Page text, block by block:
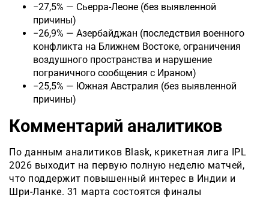
−27,5% — Сьерра-Леоне (без выявленной
причины)
−26,9% — Азербайджан (последствия военного
конфликта на Ближнем Востоке, ограничения
воздушного пространства и нарушение
пограничного сообщения с Ираном)
−25,5% — Южная Австралия (без выявленной
причины)
Комментарий аналитиков
По данным аналитиков Blask, крикетная лига IPL
2026 выходит на первую полную неделю матчей,
что поддержит повышенный интерес в Индии и
Шри-Ланке. 31 марта состоятся финалы